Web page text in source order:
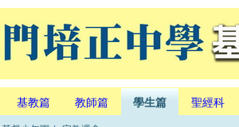
基教篇 教師篇 學生篇 聖經科